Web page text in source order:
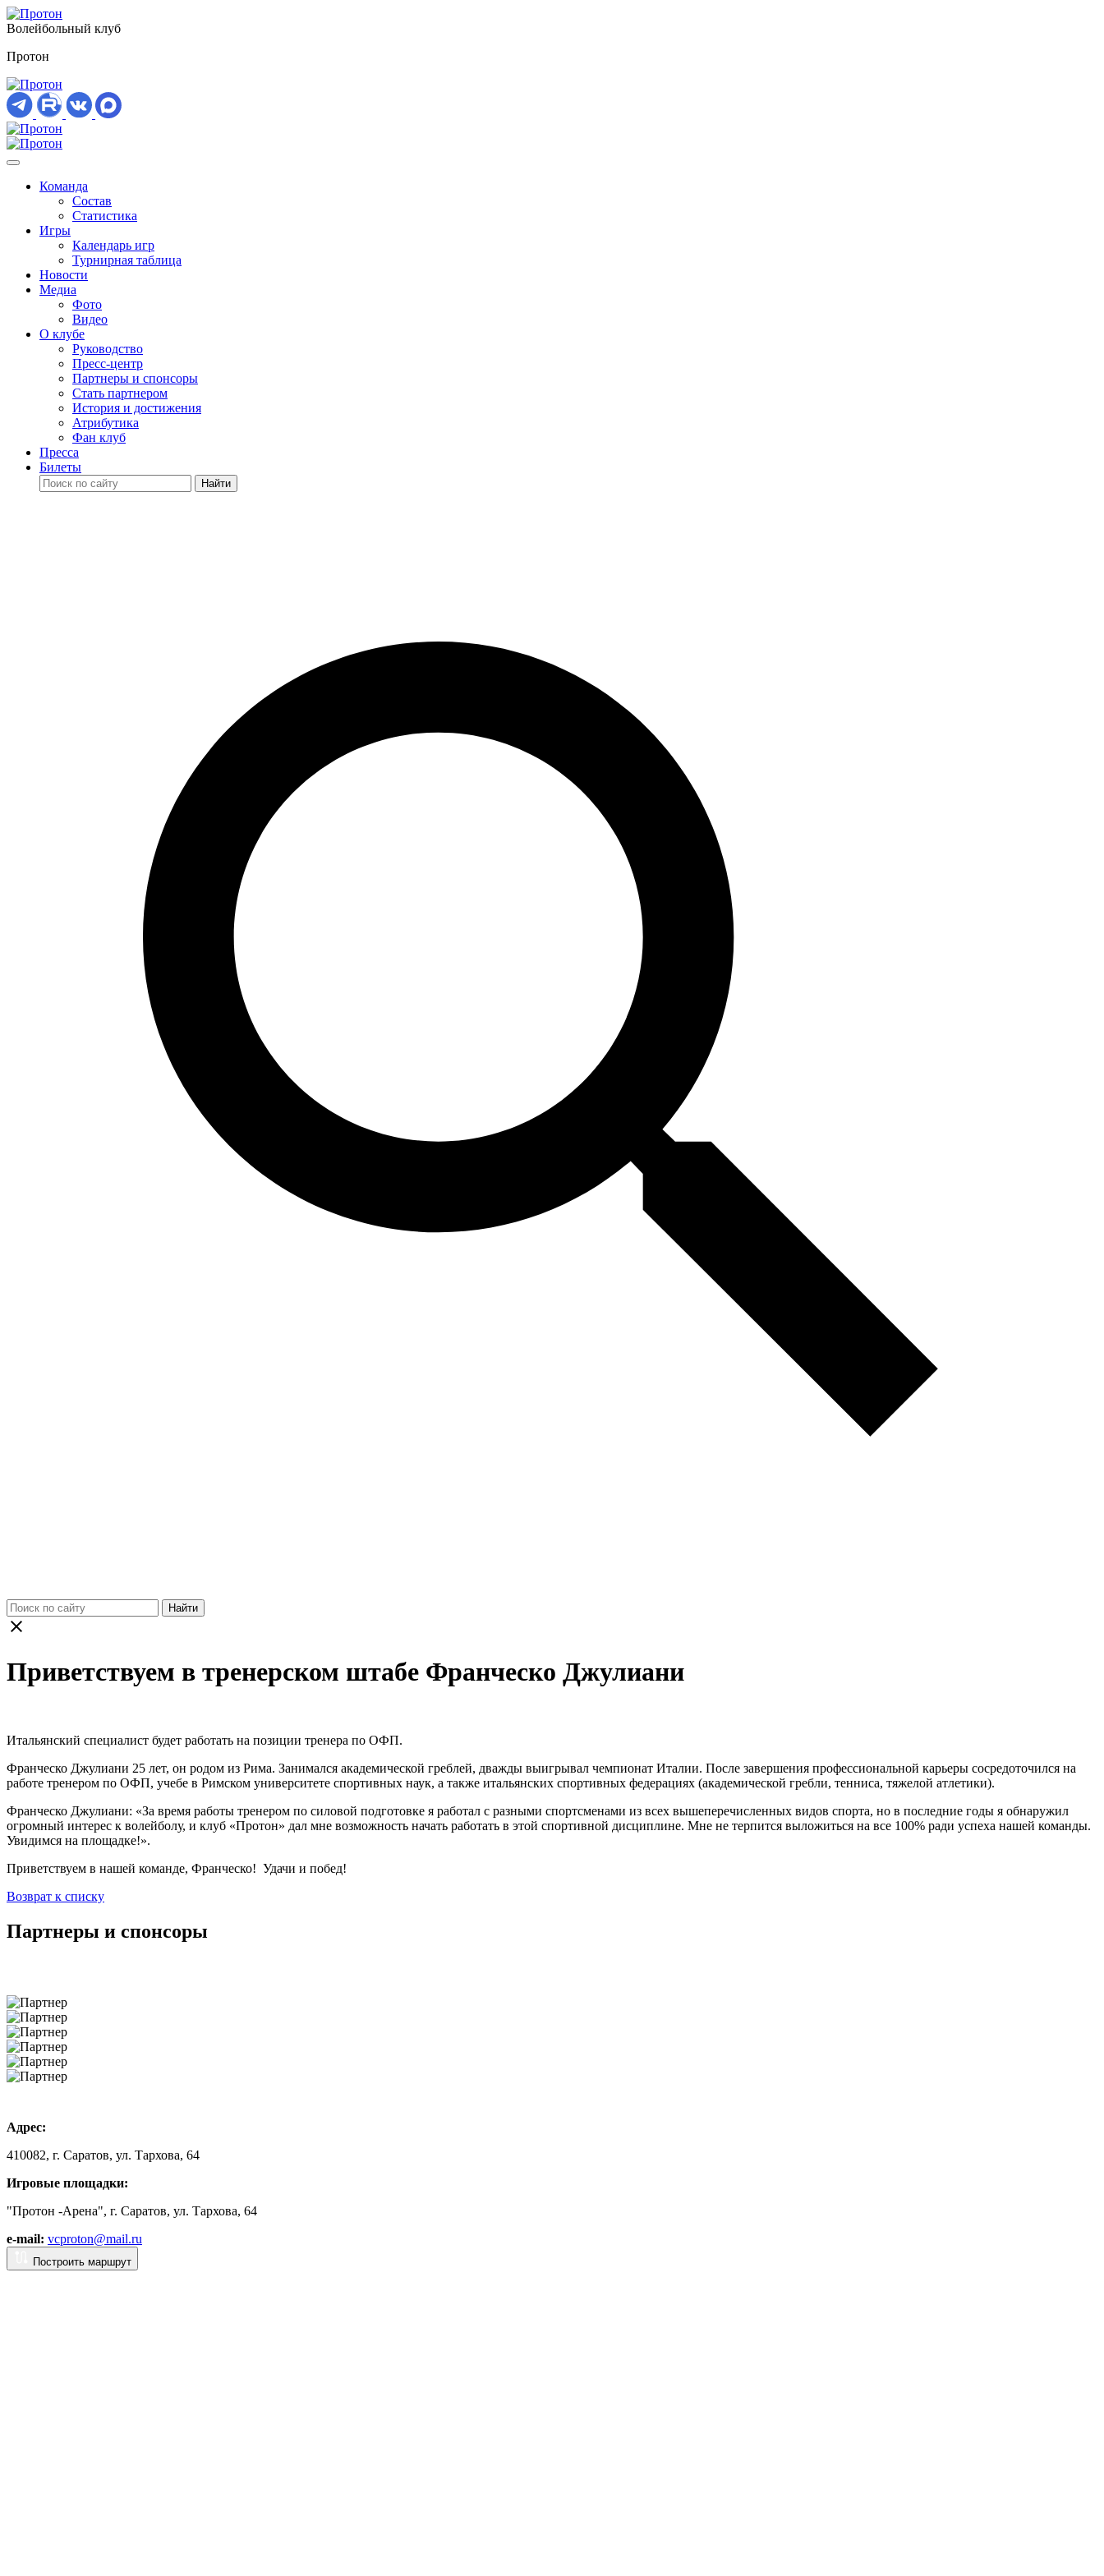
Волейбольный клуб
Протон
Команда
Состав
Статистика
Игры
Календарь игр
Турнирная таблица
Новости
Медиа
Фото
Видео
О клубе
Руководство
Пресс-центр
Партнеры и спонсоры
Стать партнером
История и достижения
Атрибутика
Фан клуб
Пресса
Билеты
Найти
Найти
Приветствуем в тренерском штабе Франческо Джулиани
Итальянский специалист будет работать на позиции тренера по ОФП.
Франческо Джулиани 25 лет, он родом из Рима. Занимался академической греблей, дважды выигрывал чемпионат Италии. После завершения профессиональной карьеры сосредоточился на
работе тренером по ОФП, учебе в Римском университете спортивных наук, а также итальянских спортивных федерациях (академической гребли, тенниса, тяжелой атлетики).
Франческо Джулиани: «За время работы тренером по силовой подготовке я работал с разными спортсменами из всех вышеперечисленных видов спорта, но в последние годы я обнаружил
огромный интерес к волейболу, и клуб «Протон» дал мне возможность начать работать в этой спортивной дисциплине. Мне не терпится выложиться на все 100% ради успеха нашей команды.
Увидимся на площадке!».
Приветствуем в нашей команде, Франческо! Удачи и побед!
Возврат к списку
Партнеры и спонсоры
Адрес:
410082, г. Саратов, ул. Тархова, 64
Игровые площадки:
"Протон -Арена", г. Саратов, ул. Тархова, 64
e-mail: vcproton@mail.ru
Построить маршрут